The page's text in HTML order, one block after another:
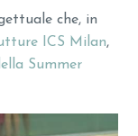
che, in
ICS Milan,
Summer